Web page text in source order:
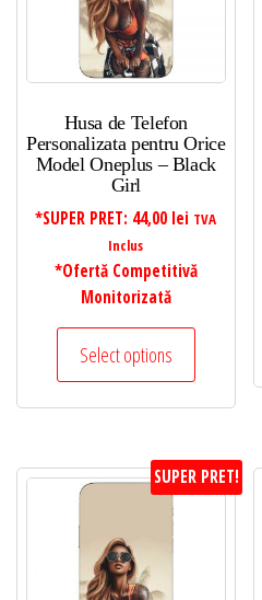
Husa de Telefon
Personalizata pentru Orice
Model Oneplus – Black
Girl
*SUPER PRET: 44,00 lei TVA
Inclus
*Ofertă Competitivă
Monitorizată
Select options
SUPER PRET!